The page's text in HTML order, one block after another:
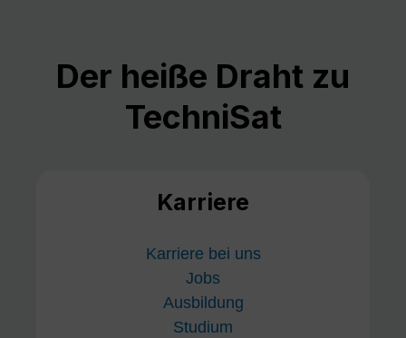
Der heiße Draht zu
TechniSat
Karriere
Karriere bei uns
Jobs
Ausbildung
Studium